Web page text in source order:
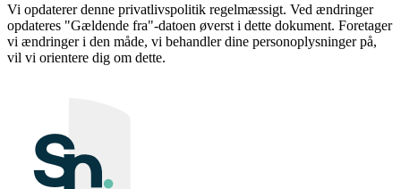
Vi opdaterer denne privatlivspolitik regelmæssigt. Ved ændringer
opdateres "Gældende fra"-datoen øverst i dette dokument. Foretager
vi ændringer i den måde, vi behandler dine personoplysninger på,
vil vi orientere dig om dette.